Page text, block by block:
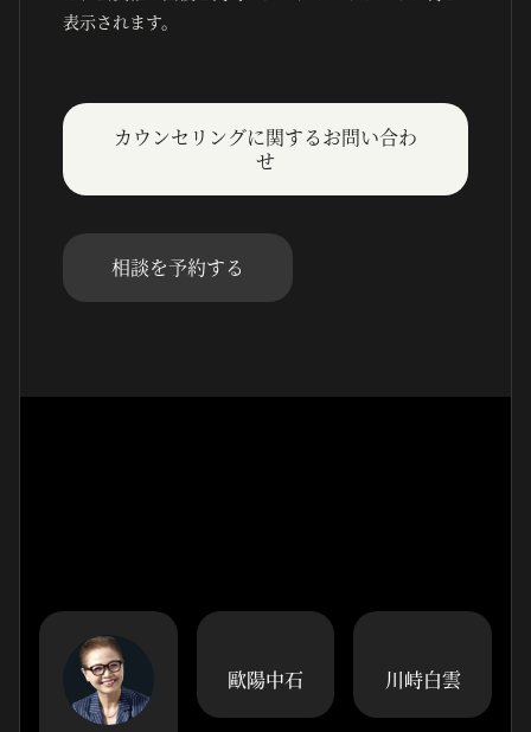
表示されます。
カウンセリングに関するお問い合わ
せ
相談を予約する
歐陽中石 川峙白雲